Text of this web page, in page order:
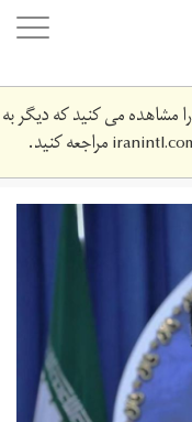
مشاهده می کنید که دیگر به
مراجعه کنید.